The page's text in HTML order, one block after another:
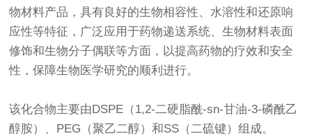
物材料产品，具有良好的生物相容性、水溶性和还原响
应性等特征，广泛应用于药物递送系统、生物材料表面
修饰和生物分子偶联等方面，以提高药物的疗效和安全
性，保障生物医学研究的顺利进行。
该化合物主要由DSPE（1,2-二硬脂酰-sn-甘油-3-磷酰乙
醇胺）、PEG（聚乙二醇）和SS（二硫键）组成。